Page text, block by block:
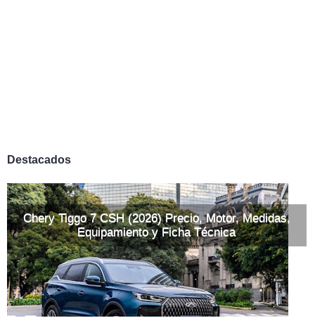
Destacados
Chery Tiggo 7 CSH (2026) Precio, Motor, Medidas,
Equipamiento y Ficha Técnica